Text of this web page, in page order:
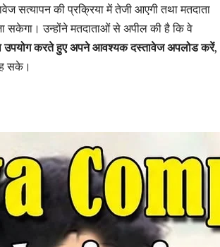
सत्यापन की प्रक्रिया में तेजी आएगी तथा मतदाता
सकेगा। उन्होंने मतदाताओं से अपील की है कि वे
उपयोग करते हुए अपने आवश्यक दस्तावेज अपलोड करें,
सके।